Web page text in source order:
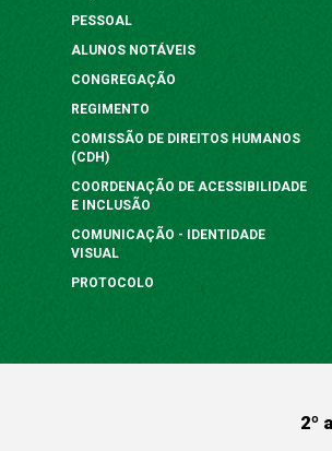
PESSOAL
ALUNOS NOTÁVEIS
CONGREGAÇÃO
REGIMENTO
COMISSÃO DE DIREITOS HUMANOS
(CDH)
COORDENAÇÃO DE ACESSIBILIDADE
E INCLUSÃO
COMUNICAÇÃO - IDENTIDADE
VISUAL
PROTOCOLO
2º